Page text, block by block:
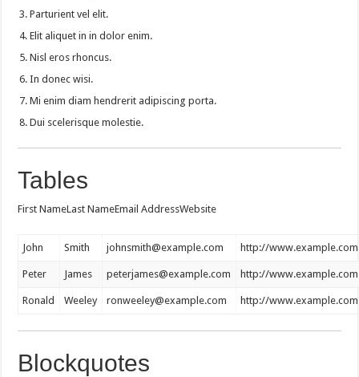
Parturient vel elit.
Elit aliquet in in dolor enim.
Nisl eros rhoncus.
In donec wisi.
Mi enim diam hendrerit adipiscing porta.
Dui scelerisque molestie.
Tables
First NameLast NameEmail AddressWebsite
John Smith johnsmith@example.com http://www.example.com
Peter James peterjames@example.com http://www.example.com
Ronald Weeley ronweeley@example.com http://www.example.com
Blockquotes